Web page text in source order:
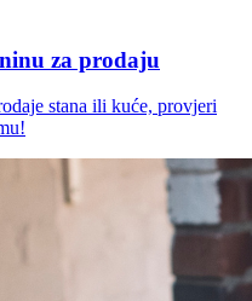
za prodaju
stana ili kuće, provjeri